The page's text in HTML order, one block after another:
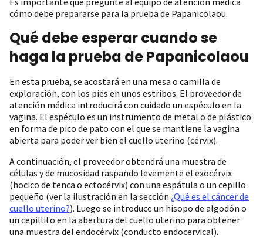
cómo debe prepararse para la prueba de Papanicolaou.
Qué debe esperar cuando se
haga la prueba de Papanicolaou
En esta prueba, se acostará en una mesa o camilla de
exploración, con los pies en unos estribos. El proveedor de
atención médica introducirá con cuidado un espéculo en la
vagina. El espéculo es un instrumento de metal o de plástico
en forma de pico de pato con el que se mantiene la vagina
abierta para poder ver bien el cuello uterino (cérvix).‌
A continuación, el proveedor obtendrá una muestra de
células y de mucosidad raspando levemente el exocérvix
(hocico de tenca o ectocérvix) con una espátula o un cepillo
pequeño (ver la ilustración en la sección ¿Qué es el cáncer de
cuello uterino?). Luego se introduce un hisopo de algodón o
un cepillito en la abertura del cuello uterino para obtener
una muestra del endocérvix (conducto endocervical).‌